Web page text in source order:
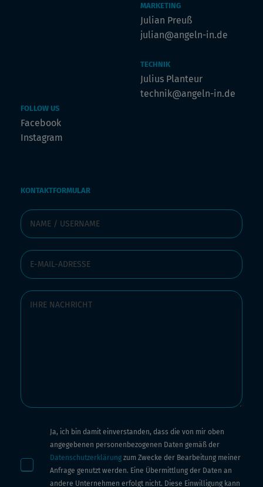
MARKETING
Julian Preuß
julian@angeln-in.de
TECHNIK
Julius Planteur
technik@angeln-in.de
FOLLOW US
Facebook
Instagram
KONTAKTFORMULAR
Ja, ich bin damit einverstanden, dass die von mir oben
angegebenen personenbezogenen Daten gemäß der
Datenschutzerklärung zum Zwecke der Bearbeitung meiner
Anfrage genutzt werden. Eine Übermittlung der Daten an
andere Unternehmen erfolgt nicht. Diese Einwilligung kann